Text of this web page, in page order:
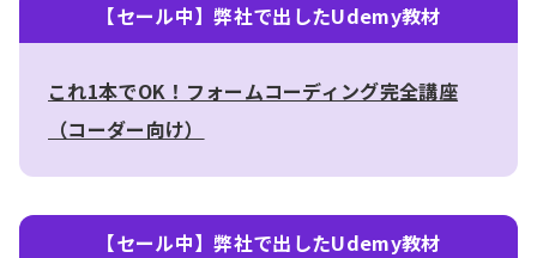
【セール中】弊社で出したUdemy教材
これ1本でOK！フォームコーディング完全講座
（コーダー向け）
【セール中】弊社で出したUdemy教材